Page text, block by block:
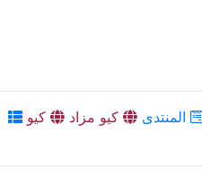
المنتدى كيو مزاد
كيو